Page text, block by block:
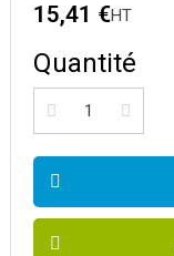
15,41 €HT
Quantité